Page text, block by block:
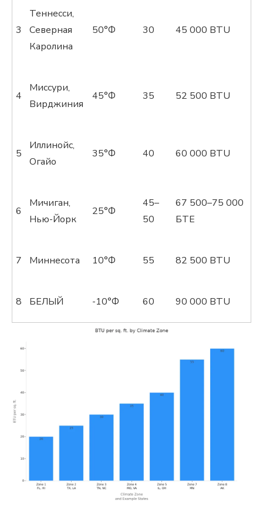
3
Теннесси,
Северная
Каролина
50°Ф 30 45 000 BTU
4
Миссури,
Вирджиния
45°Ф 35 52 500 BTU
5
Иллинойс,
Огайо
35°Ф 40 60 000 BTU
6
Мичиган,
Нью-Йорк
25°Ф
45–
50
67 500–75 000
БТЕ
7 Миннесота 10°Ф 55 82 500 BTU
8 БЕЛЫЙ -10°Ф 60 90 000 BTU